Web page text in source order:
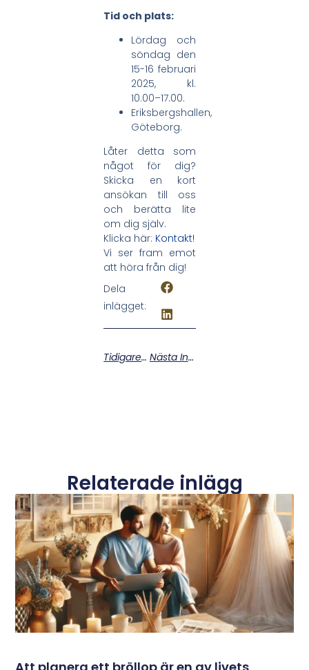
Tid och plats:
Lördag och
söndag den
15-16 februari
2025, kl.
10.00–17.00.
Eriksbergshallen,
Göteborg.
Låter detta som
något för dig?
Skicka en kort
ansökan till oss
och berätta lite
om dig själv.
Klicka här: Kontakt!
Vi ser fram emot
att höra från dig!
Dela
inlägget:
Tidigare Inlägg Nästa Inlägg
Relaterade inlägg